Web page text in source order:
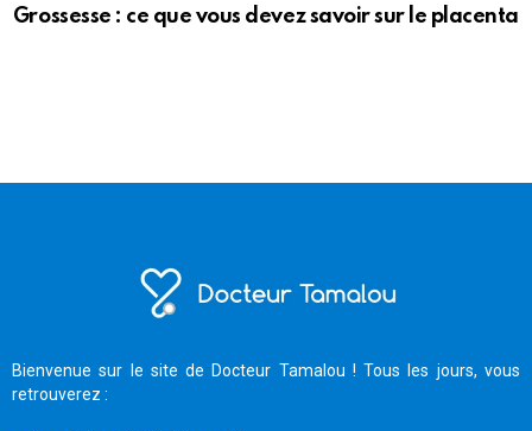
Grossesse : ce que vous devez savoir sur le placenta
Bienvenue sur le site de Docteur Tamalou ! Tous les jours, vous
retrouverez :